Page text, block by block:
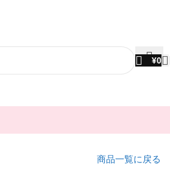
¥0
商品一覧に戻る